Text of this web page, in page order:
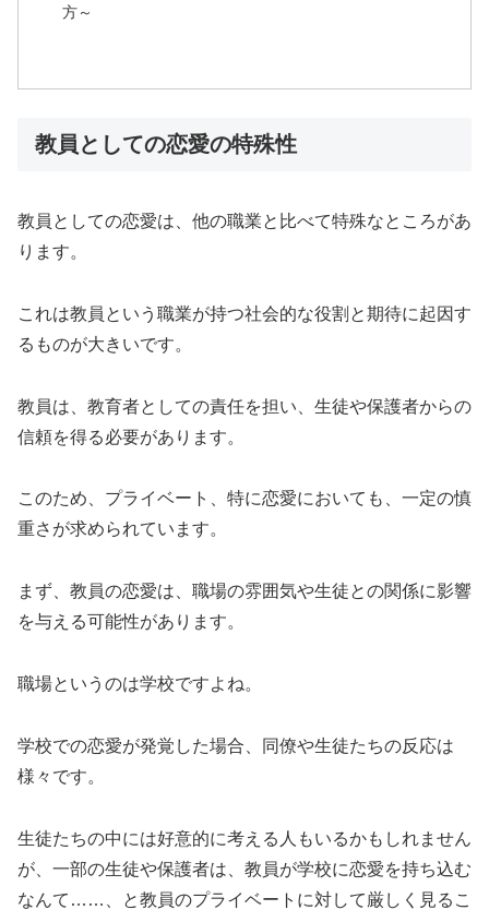
方～
教員としての恋愛の特殊性
教員としての恋愛は、他の職業と比べて特殊なところがあ
ります。
これは教員という職業が持つ社会的な役割と期待に起因す
るものが大きいです。
教員は、教育者としての責任を担い、生徒や保護者からの
信頼を得る必要があります。
このため、プライベート、特に恋愛においても、一定の慎
重さが求められています。
まず、教員の恋愛は、職場の雰囲気や生徒との関係に影響
を与える可能性があります。
職場というのは学校ですよね。
学校での恋愛が発覚した場合、同僚や生徒たちの反応は
様々です。
生徒たちの中には好意的に考える人もいるかもしれません
が、一部の生徒や保護者は、教員が学校に恋愛を持ち込む
なんて……、と教員のプライベートに対して厳しく見るこ